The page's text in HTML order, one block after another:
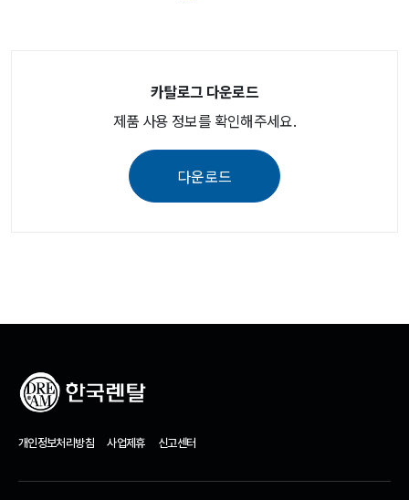
카탈로그 다운로드
제품 사용 정보를 확인해주세요.
다운로드
개인정보처리방침 사업제휴 신고센터